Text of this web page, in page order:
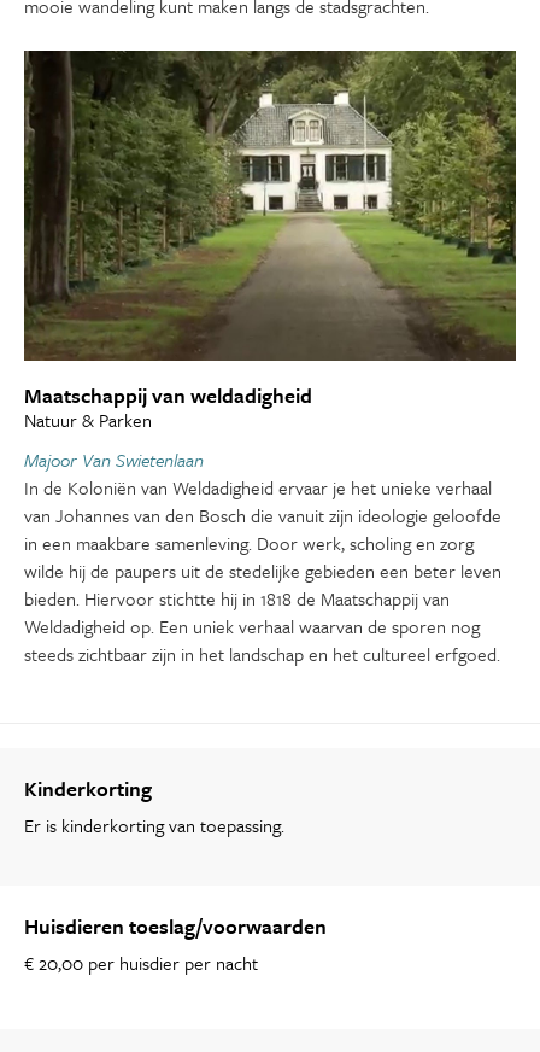
mooie wandeling kunt maken langs de stadsgrachten.
Maatschappij van weldadigheid
Natuur & Parken
Majoor Van Swietenlaan
In de Koloniën van Weldadigheid ervaar je het unieke verhaal
van Johannes van den Bosch die vanuit zijn ideologie geloofde
in een maakbare samenleving. Door werk, scholing en zorg
wilde hij de paupers uit de stedelijke gebieden een beter leven
bieden. Hiervoor stichtte hij in 1818 de Maatschappij van
Weldadigheid op. Een uniek verhaal waarvan de sporen nog
steeds zichtbaar zijn in het landschap en het cultureel erfgoed.
Kinderkorting
Er is kinderkorting van toepassing.
Huisdieren toeslag/voorwaarden
€ 20,00 per huisdier per nacht